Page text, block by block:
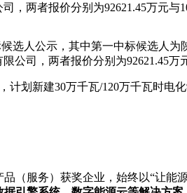
两者报价分别为92621.45万元与
选人公示，其中第一中标候选人
司，两者报价分别为92621.45万
划新建30万千瓦/120万千瓦时电
（服务）获奖企业，始终以“让能